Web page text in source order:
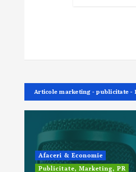
Articole marketing - publicitate -
Afaceri & Economie
Publicitate, Marketing, PR